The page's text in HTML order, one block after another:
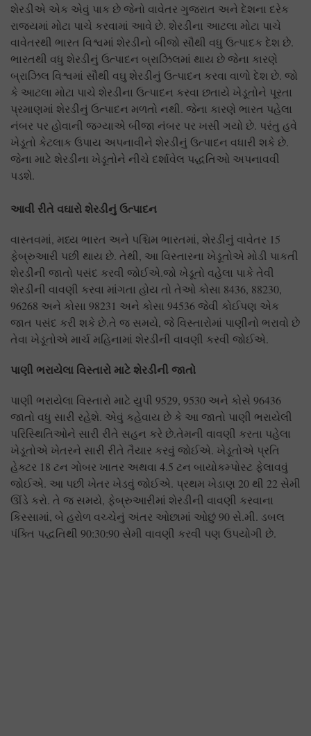
શેરડીએ એક એવું પાક છે જેનો વાવેતર ગુજરાત અને દેશના દરેક
રાજ્યમાં મોટા પાચે કરવામાં આવે છે. શેરડીના આટલા મોટા પાચે
વાવેતરથી ભારત વિશ્વમાં શેરડીનો બીજો સૌથી વધુ ઉત્પાદક દેશ છે.
ભારતથી વધુ શેરડીનું ઉત્પાદન બ્રાઝિલમાં થાય છે જેના કારણે
બ્રાઝિલ વિશ્વમાં સૌથી વઘુ શેરડીનું ઉત્પાદન કરવા વાળો દેશ છે. જો
કે આટલા મોટા પાચે શેરડીના ઉત્પાદન કરવા છતાયે ખેડૂતોને પૂરતા
પ્રમાણમાં શેરડીનું ઉત્પાદન મળતો નથી. જેના કારણે ભારત પહેલા
નંબર પર હોવાની જગ્યાએ બીજા નંબર પર ખસી ગયો છે. પરંતુ હવે
ખેડૂતો કેટલાક ઉપાય અપનાવીને શેરડીનું ઉત્પાદન વધારી શકે છે.
જેના માટે શેરડીના ખેડૂતોને નીચે દર્શાવેલ પદ્ધતિઓ અપનાવવી
પડશે.
આવી રીતે વઘારો શેરડીનું ઉત્પાદન
વાસ્તવમાં, મધ્ય ભારત અને પશ્ચિમ ભારતમાં, શેરડીનું વાવેતર 15
ફેબ્રુઆરી પછી થાય છે. તેથી, આ વિસ્તારના ખેડૂતોએ મોડી પાકતી
શેરડીની જાતો પસંદ કરવી જોઈએ.જો ખેડૂતો વહેલા પાકે તેવી
શેરડીની વાવણી કરવા માંગતા હોય તો તેઓ કોસા 8436, 88230,
96268 અને કોસા 98231 અને કોસા 94536 જેવી કોઈપણ એક
જાત પસંદ કરી શકે છે.તે જ સમયે, જે વિસ્તારોમાં પાણીનો ભરાવો છે
તેવા ખેડૂતોએ માર્ચ મહિનામાં શેરડીની વાવણી કરવી જોઈએ.
પાણી ભરાયેલા વિસ્તારો માટે શેરડીની જાતો
પાણી ભરાયેલા વિસ્તારો માટે યુપી 9529, 9530 અને કોસે 96436
જાતો વધુ સારી રહેશે. એવું કહેવાય છે કે આ જાતો પાણી ભરાયેલી
પરિસ્થિતિઓને સારી રીતે સહન કરે છે.તેમની વાવણી કરતા પહેલા
ખેડૂતોએ ખેતરને સારી રીતે તૈયાર કરવું જોઈએ. ખેડૂતોએ પ્રતિ
હેક્ટર 18 ટન ગોબર ખાતર અથવા 4.5 ટન બાયોકમ્પોસ્ટ ફેલાવવું
જોઈએ. આ પછી ખેતર ખેડવું જોઈએ. પ્રથમ ખેડાણ 20 થી 22 સેમી
ઊંડે કરો. તે જ સમયે, ફેબ્રુઆરીમાં શેરડીની વાવણી કરવાના
કિસ્સામાં, બે હરોળ વચ્ચેનું અંતર ઓછામાં ઓછું 90 સે.મી. ડબલ
પંક્તિ પદ્ધતિથી 90:30:90 સેમી વાવણી કરવી પણ ઉપયોગી છે.